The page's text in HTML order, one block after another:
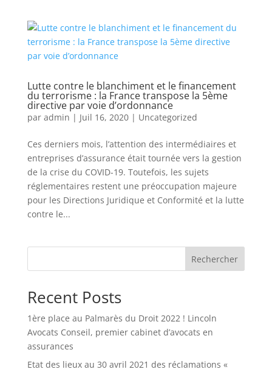
Lutte contre le blanchiment et le financement
du terrorisme : la France transpose la 5ème
directive par voie d’ordonnance
par admin | Juil 16, 2020| Uncategorized
Ces derniers mois, l’attention des intermédiaires et
entreprises d’assurance était tournée vers la gestion
de la crise du COVID-19. Toutefois, les sujets
réglementaires restent une préoccupation majeure
pour les Directions Juridique et Conformité et la lutte
contre le...
Rechercher
Recent Posts
1ère place au Palmarès du Droit 2022 ! Lincoln
Avocats Conseil, premier cabinet d’avocats en
assurances
Etat des lieux au 30 avril 2021 des réclamations «